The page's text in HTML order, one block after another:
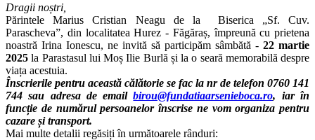
Dragii noștri,
Părintele Marius Cristian Neagu de la Biserica „Sf. Cuv.
Parascheva”, din localitatea Hurez - Făgăraș, împreună cu prietena
noastră Irina Ionescu, ne invită să participăm sâmbătă - 22 martie
2025 la Parastasul lui Moș Ilie Burlă și la o seară memorabilă despre
viața acestuia.
Înscrierile pentru această călătorie se fac la nr de telefon 0760 141
744 sau adresa de emailbirou@fundatiaarsenieboca.ro, iar în
funcție de numărul persoanelor înscrise ne vom organiza pentru
cazare și transport.
Mai multe detalii regăsiți în următoarele rânduri: